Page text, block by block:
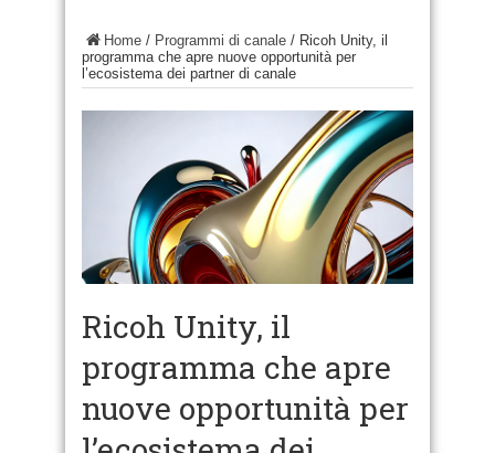
Home / Programmi di canale / Ricoh Unity, il
programma che apre nuove opportunità per
l’ecosistema dei partner di canale
Ricoh Unity, il
programma che apre
nuove opportunità per